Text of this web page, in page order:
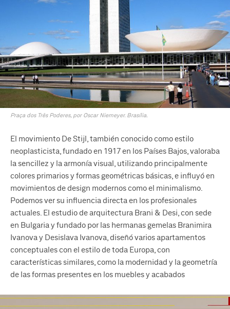
Praça dos Três Poderes, por Oscar Niemeyer. Brasília.
El movimiento De Stijl, también conocido como estilo
neoplasticista, fundado en 1917 en los Países Bajos, valoraba
la sencillez y la armonía visual, utilizando principalmente
colores primarios y formas geométricas básicas, e influyó en
movimientos de design modernos como el minimalismo.
Podemos ver su influencia directa en los profesionales
actuales. El estudio de arquitectura Brani & Desi, con sede
en Bulgaria y fundado por las hermanas gemelas Branimira
Ivanova y Desislava Ivanova, diseñó varios apartamentos
conceptuales con el estilo de toda Europa, con
características similares, como la modernidad y la geometría
de las formas presentes en los muebles y acabados